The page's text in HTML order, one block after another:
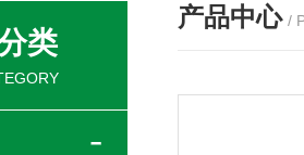
类
产品中心 /